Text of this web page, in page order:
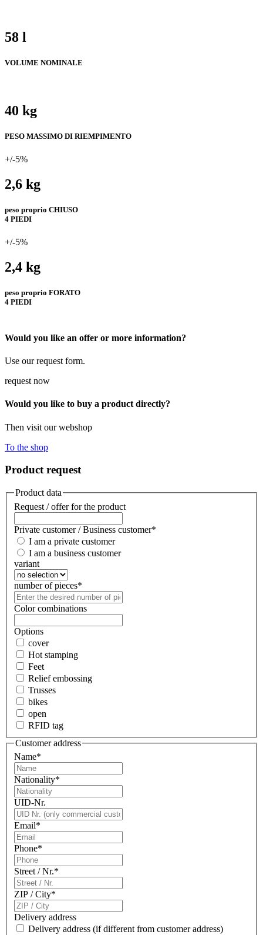
58 l
VOLUME NOMINALE
40 kg
PESO MASSIMO DI RIEMPIMENTO
+/-5%
2,6 kg
peso proprio CHIUSO
4 PIEDI
+/-5%
2,4 kg
peso proprio FORATO
4 PIEDI
Would you like an offer or more information?
Use our request form.
request now
Would you like to buy a product directly?
Then visit our webshop
To the shop
Product request
Product data
Request / offer for the product
Private customer / Business customer*
I am a private customer
I am a business customer
variant
number of pieces*
Color combinations
Options
cover
Hot stamping
Feet
Relief embossing
Trusses
bikes
open
RFID tag
Customer address
Name*
Nationality*
UID-Nr.
Email*
Phone*
Street / Nr.*
ZIP / City*
Delivery address
Delivery address (if different from customer address)